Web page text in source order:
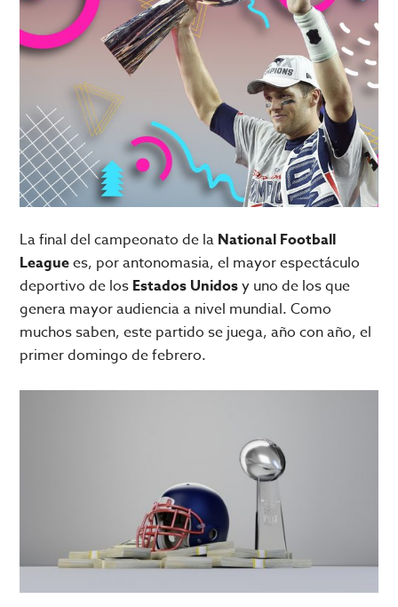
La final del campeonato de la National Football
Leaguees, por antonomasia, el mayor espectáculo
deportivo de los Estados Unidosy uno de los que
genera mayor audiencia a nivel mundial. Como
muchos saben, este partido se juega, año con año, el
primer domingo de febrero.